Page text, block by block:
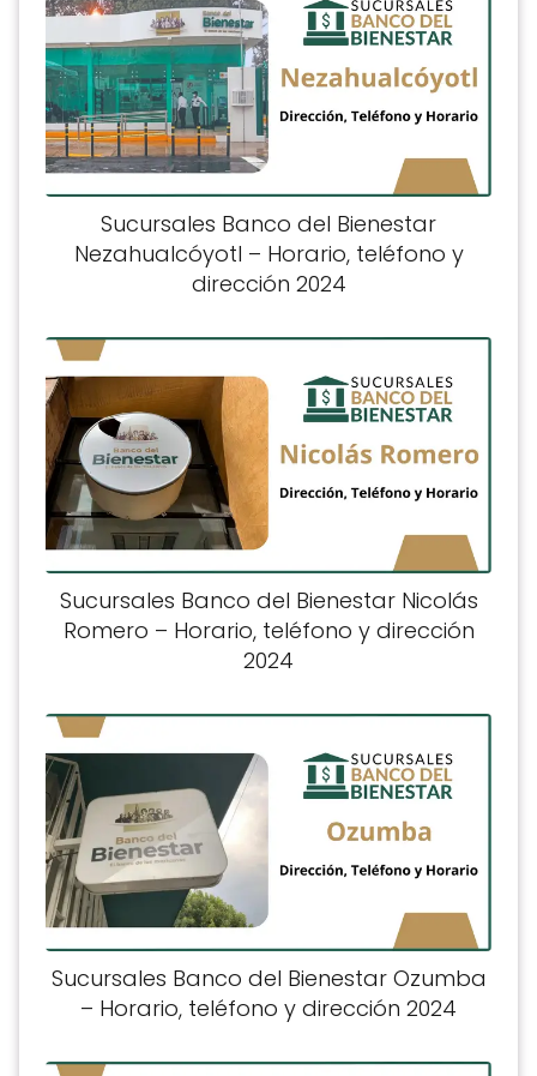
Sucursales Banco del Bienestar
Nezahualcóyotl – Horario, teléfono y
dirección 2024
Sucursales Banco del Bienestar Nicolás
Romero – Horario, teléfono y dirección
2024
Sucursales Banco del Bienestar Ozumba
– Horario, teléfono y dirección 2024